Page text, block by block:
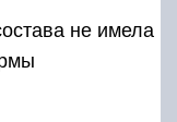
не имела